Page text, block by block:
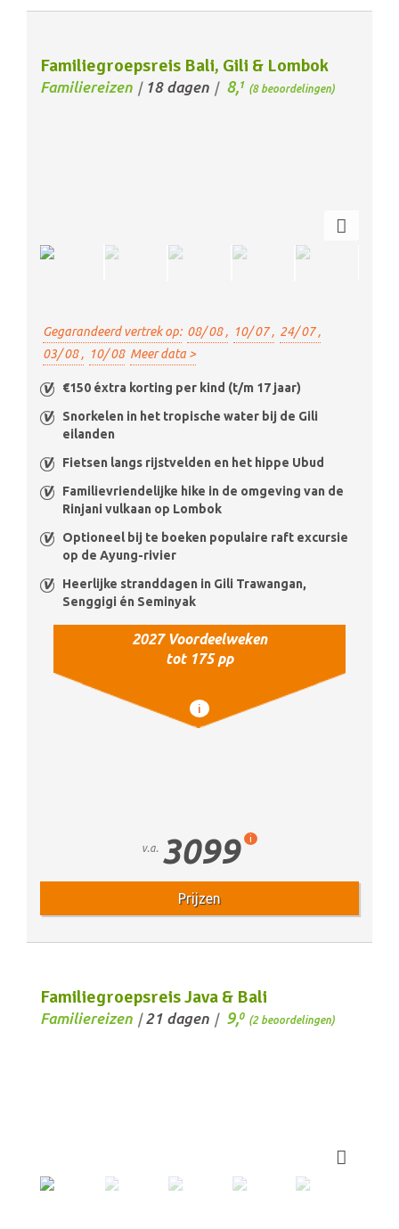
Familiegroepsreis Bali, Gili & Lombok
Familiereizen / 18 dagen / 8,1 (8 beoordelingen)
Gegarandeerd vertrek op: 08/ 08 , 10/ 07 , 24/ 07 ,
03/ 08 , 10/ 08 Meer data >
€150 éxtra korting per kind (t/m 17 jaar)
Snorkelen in het tropische water bij de Gili
eilanden
Fietsen langs rijstvelden en het hippe Ubud
Familievriendelijke hike in de omgeving van de
Rinjani vulkaan op Lombok
Optioneel bij te boeken populaire raft excursie
op de Ayung-rivier
Heerlijke stranddagen in Gili Trawangan,
Senggigi én Seminyak
2027 Voordeelweken
tot 175 pp
i
v.a. 3099 i
Prijzen
Familiegroepsreis Java & Bali
Familiereizen /21 dagen / 9, 0 (2 beoordelingen)